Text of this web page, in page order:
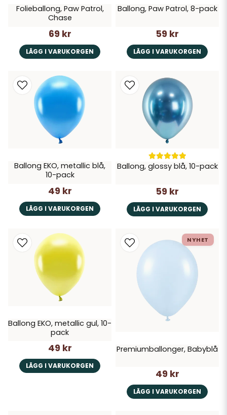
Folieballong, Paw Patrol,
Chase
69 kr
LÄGG I VARUKORGEN
Ballong, Paw Patrol, 8-pack
59 kr
LÄGG I VARUKORGEN
Ballong EKO, metallic blå,
10-pack
49 kr
LÄGG I VARUKORGEN
Ballong, glossy blå, 10-pack
59 kr
LÄGG I VARUKORGEN
Ballong EKO, metallic gul, 10-
pack
49 kr
LÄGG I VARUKORGEN
Premiumballonger, Babyblå
49 kr
LÄGG I VARUKORGEN
NYHET